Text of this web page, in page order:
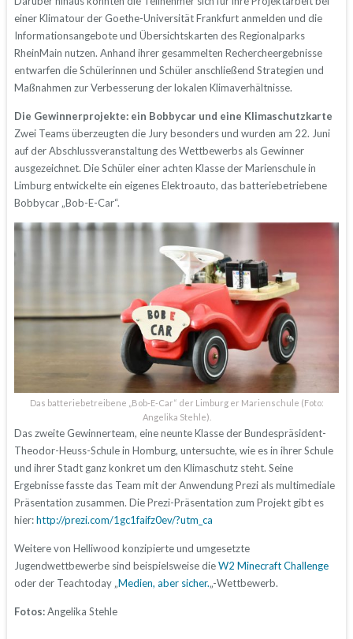
einer Klimatour der Goethe-Universität Frankfurt anmelden und die
Informationsangebote und Übersichtskarten des Regionalparks
RheinMain nutzen. Anhand ihrer gesammelten Rechercheergebnisse
entwarfen die Schülerinnen und Schüler anschließend Strategien und
Maßnahmen zur Verbesserung der lokalen Klimaverhältnisse.
Die Gewinnerprojekte: ein Bobbycar und eine Klimaschutzkarte
Zwei Teams überzeugten die Jury besonders und wurden am 22. Juni
auf der Abschlussveranstaltung des Wettbewerbs als Gewinner
ausgezeichnet. Die Schüler einer achten Klasse der Marienschule in
Limburg entwickelte ein eigenes Elektroauto, das batteriebetriebene
Bobbycar „Bob-E-Car“.
Das batteriebetreibene „Bob-E-Car“ der Limburg er Marienschule (Foto:
Angelika Stehle).
Das zweite Gewinnerteam, eine neunte Klasse der Bundespräsident-
Theodor-Heuss-Schule in Homburg, untersuchte, wie es in ihrer Schule
und ihrer Stadt ganz konkret um den Klimaschutz steht. Seine
Ergebnisse fasste das Team mit der Anwendung Prezi als multimediale
Präsentation zusammen. Die Prezi-Präsentation zum Projekt gibt es
hier:http://prezi.com/1gc1faifz0ev/?utm_ca
Weitere von Helliwood konzipierte und umgesetzte
Jugendwettbewerbe sind beispielsweise dieW2 Minecraft Challenge
oder der Teachtoday „Medien, aber sicher.„-Wettbewerb.
Fotos:Angelika Stehle